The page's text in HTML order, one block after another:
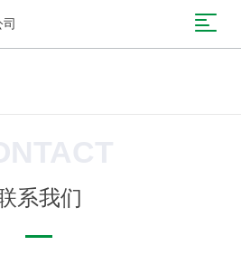
系我们